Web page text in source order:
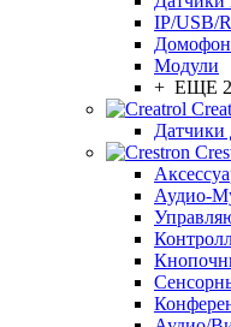
IP/USB/
Модули
+ ЕЩЕ
Датчики
Аудио-